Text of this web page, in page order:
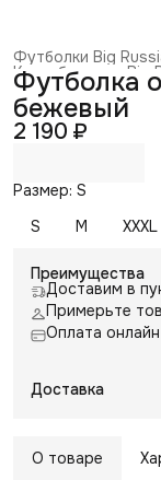
Футболки Big
Коллаборация Big
Главная ›
Футболка
бежевый
2 190 ₽
Размер: S
S
M XXXL
Преимущества
Доставим в
Примерьте
Оплата онлайн
Доставка
О товаре